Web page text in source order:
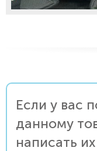
Если у вас
данному
написать